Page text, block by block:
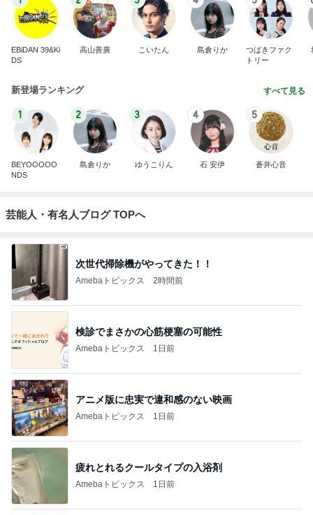
EBiDAN 39&Ki
DS
高山善廣 こいたん 島倉りか
つばきファク
トリー
新登場ランキング すべて見る
1
BEYOOOOO
NDS
2
島倉りか
3
ゆうこりん
4
石 安伊
5
蒼井心音
芸能人・有名人ブログ TOPへ
次世代掃除機がやってきた！！
Amebaトピックス 2時間前
検診でまさかの心筋梗塞の可能性
Amebaトピックス 1日前
アニメ版に忠実で違和感のない映画
Amebaトピックス 1日前
疲れとれるクールタイプの入浴剤
Amebaトピックス 1日前